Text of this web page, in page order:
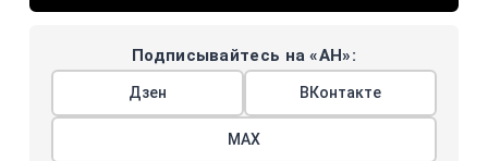
Подписывайтесь на «АН»:
Дзен ВКонтакте
МАХ